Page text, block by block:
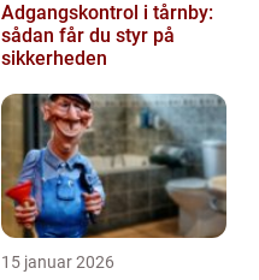
Adgangskontrol i tårnby:
sådan får du styr på
sikkerheden
15 januar 2026